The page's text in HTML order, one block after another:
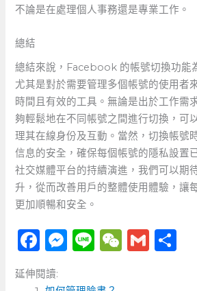
不論是在處理個人事務還是專業工作。
總結
總結來說，Facebook 的帳號切換功能
尤其是對於需要管理多個帳號的使用者
時間且有效的工具。無論是出於工作需
夠輕鬆地在不同帳號之間進行切換，可
理其在線身份及互動。當然，切換帳號
信息的安全，確保每個帳號的隱私設置
社交媒體平台的持續演進，我們可以期
升，從而改善用戶的整體使用體驗，讓
更加順暢和安全。
F
a
c
M
ss
Li
e
W G
延伸閱讀: